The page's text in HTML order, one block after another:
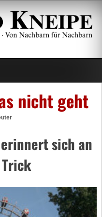
nicht geht
sich an